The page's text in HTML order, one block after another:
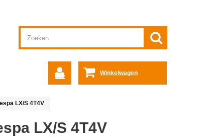
Winkelwagen
LX/S 4T4V
LX/S 4T4V